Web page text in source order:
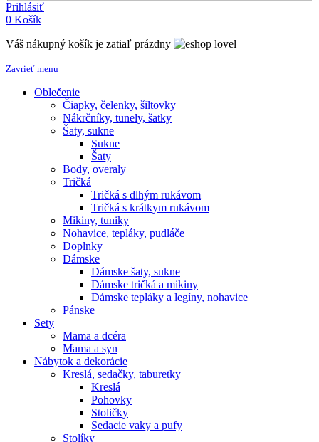
Prihlásiť
0 Košík
Váš nákupný košík je zatiaľ prázdny
Zavrieť menu
Oblečenie
Čiapky, čelenky, šiltovky
Nákrčníky, tunely, šatky
Šaty, sukne
Sukne
Šaty
Body, overaly
Tričká
Tričká s dlhým rukávom
Tričká s krátkym rukávom
Mikiny, tuniky
Nohavice, tepláky, pudláče
Doplnky
Dámske
Dámske šaty, sukne
Dámske tričká a mikiny
Dámske tepláky a legíny, nohavice
Pánske
Sety
Mama a dcéra
Mama a syn
Nábytok a dekorácie
Kreslá, sedačky, taburetky
Kreslá
Pohovky
Stoličky
Sedacie vaky a pufy
Stolíky